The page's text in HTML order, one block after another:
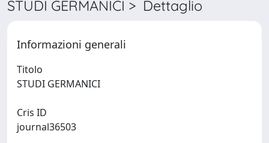
STUDI GERMANICI > Dettaglio
Informazioni generali
Titolo
Cris ID